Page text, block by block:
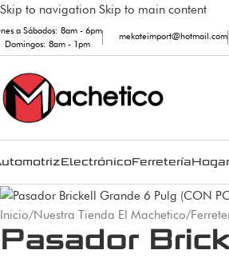
Skip to navigation Skip to main content
a Sábados: 8am - 6pm
Domingos: 8am - 1pm
mekateimport@hotmail.com
ElectrónicoFerreteríaHogar
Inicio/Nuestra Tienda El Machetico/
Pasador